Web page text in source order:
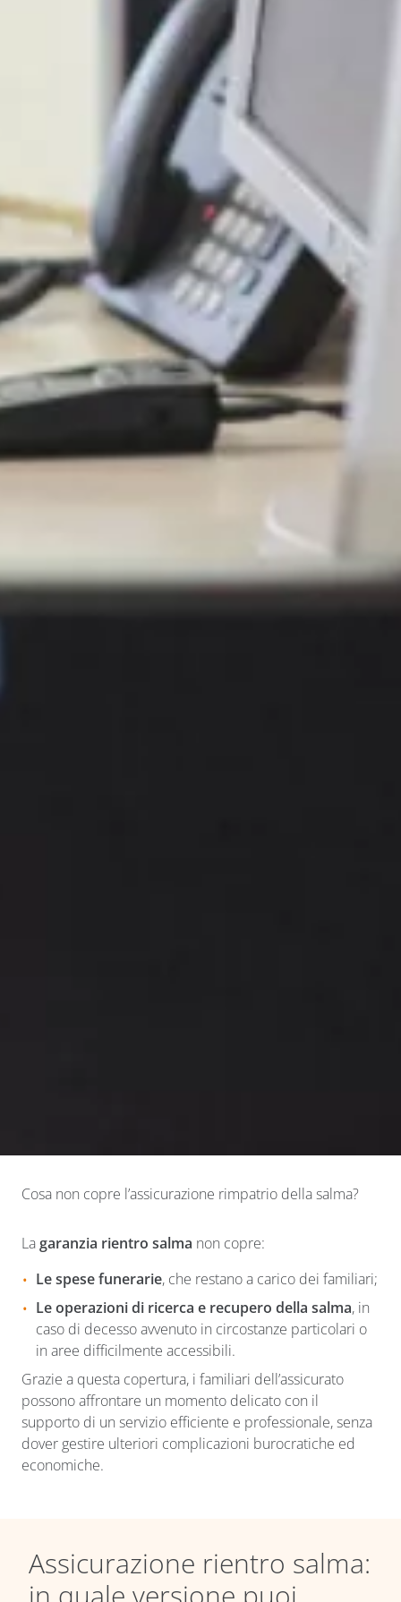
Cosa non copre l’assicurazione rimpatrio della salma?
Lagaranzia rientro salma non copre:
Le spese funerarie, che restano a carico dei familiari;
Le operazioni di ricerca e recupero della salma, in
caso di decesso avvenuto in circostanze particolari o
in aree difficilmente accessibili.
Grazie a questa copertura, i familiari dell’assicurato
possono affrontare un momento delicato con il
supporto di un servizio efficiente e professionale, senza
dover gestire ulteriori complicazioni burocratiche ed
economiche.
Assicurazione rientro salma: